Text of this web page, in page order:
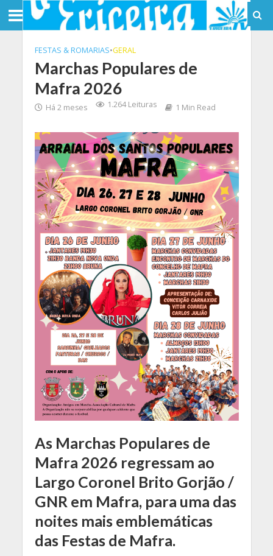
FESTAS & ROMARIAS•GERAL
Marchas Populares de
Mafra 2026
Há 2 meses 1.264 Leituras 1 Min Read
As Marchas Populares de
Mafra 2026 regressam ao
Largo Coronel Brito Gorjão /
GNR em Mafra, para uma das
noites mais emblemáticas
das Festas de Mafra.